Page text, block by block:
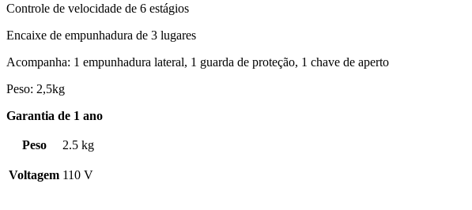
Controle de velocidade de 6 estágios
Encaixe de empunhadura de 3 lugares
Acompanha: 1 empunhadura lateral, 1 guarda de proteção, 1 chave de aperto
Peso: 2,5kg
Garantia de 1 ano
Peso 2.5 kg
Voltagem 110 V